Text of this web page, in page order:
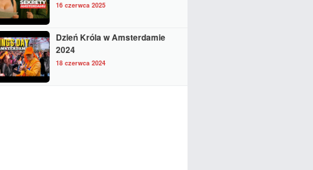
16 czerwca 2025
Dzień Króla w Amsterdamie
2024
18 czerwca 2024